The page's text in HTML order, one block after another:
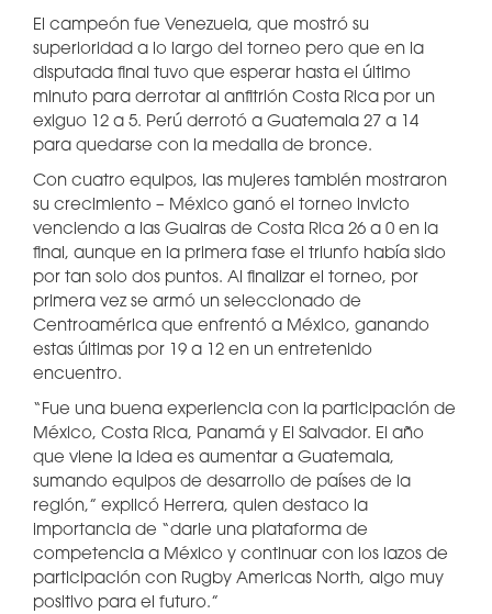
El campeón fue Venezuela, que mostró su
superioridad a lo largo del torneo pero que en la
disputada final tuvo que esperar hasta el último
minuto para derrotar al anfitrión Costa Rica por un
exiguo 12 a 5. Perú derrotó a Guatemala 27 a 14
para quedarse con la medalla de bronce.
Con cuatro equipos, las mujeres también mostraron
su crecimiento – México ganó el torneo invicto
venciendo a las Guairas de Costa Rica 26 a 0 en la
final, aunque en la primera fase el triunfo había sido
por tan solo dos puntos. Al finalizar el torneo, por
primera vez se armó un seleccionado de
Centroamérica que enfrentó a México, ganando
estas últimas por 19 a 12 en un entretenido
encuentro.
“Fue una buena experiencia con la participación de
México, Costa Rica, Panamá y El Salvador. El año
que viene la idea es aumentar a Guatemala,
sumando equipos de desarrollo de países de la
región,” explicó Herrera, quien destaco la
importancia de “darle una plataforma de
competencia a México y continuar con los lazos de
participación con Rugby Americas North, algo muy
positivo para el futuro.”